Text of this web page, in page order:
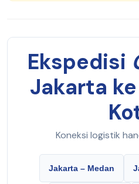
Ekspedisi
Jakarta
Koneksi logistik
Jakarta – Medan